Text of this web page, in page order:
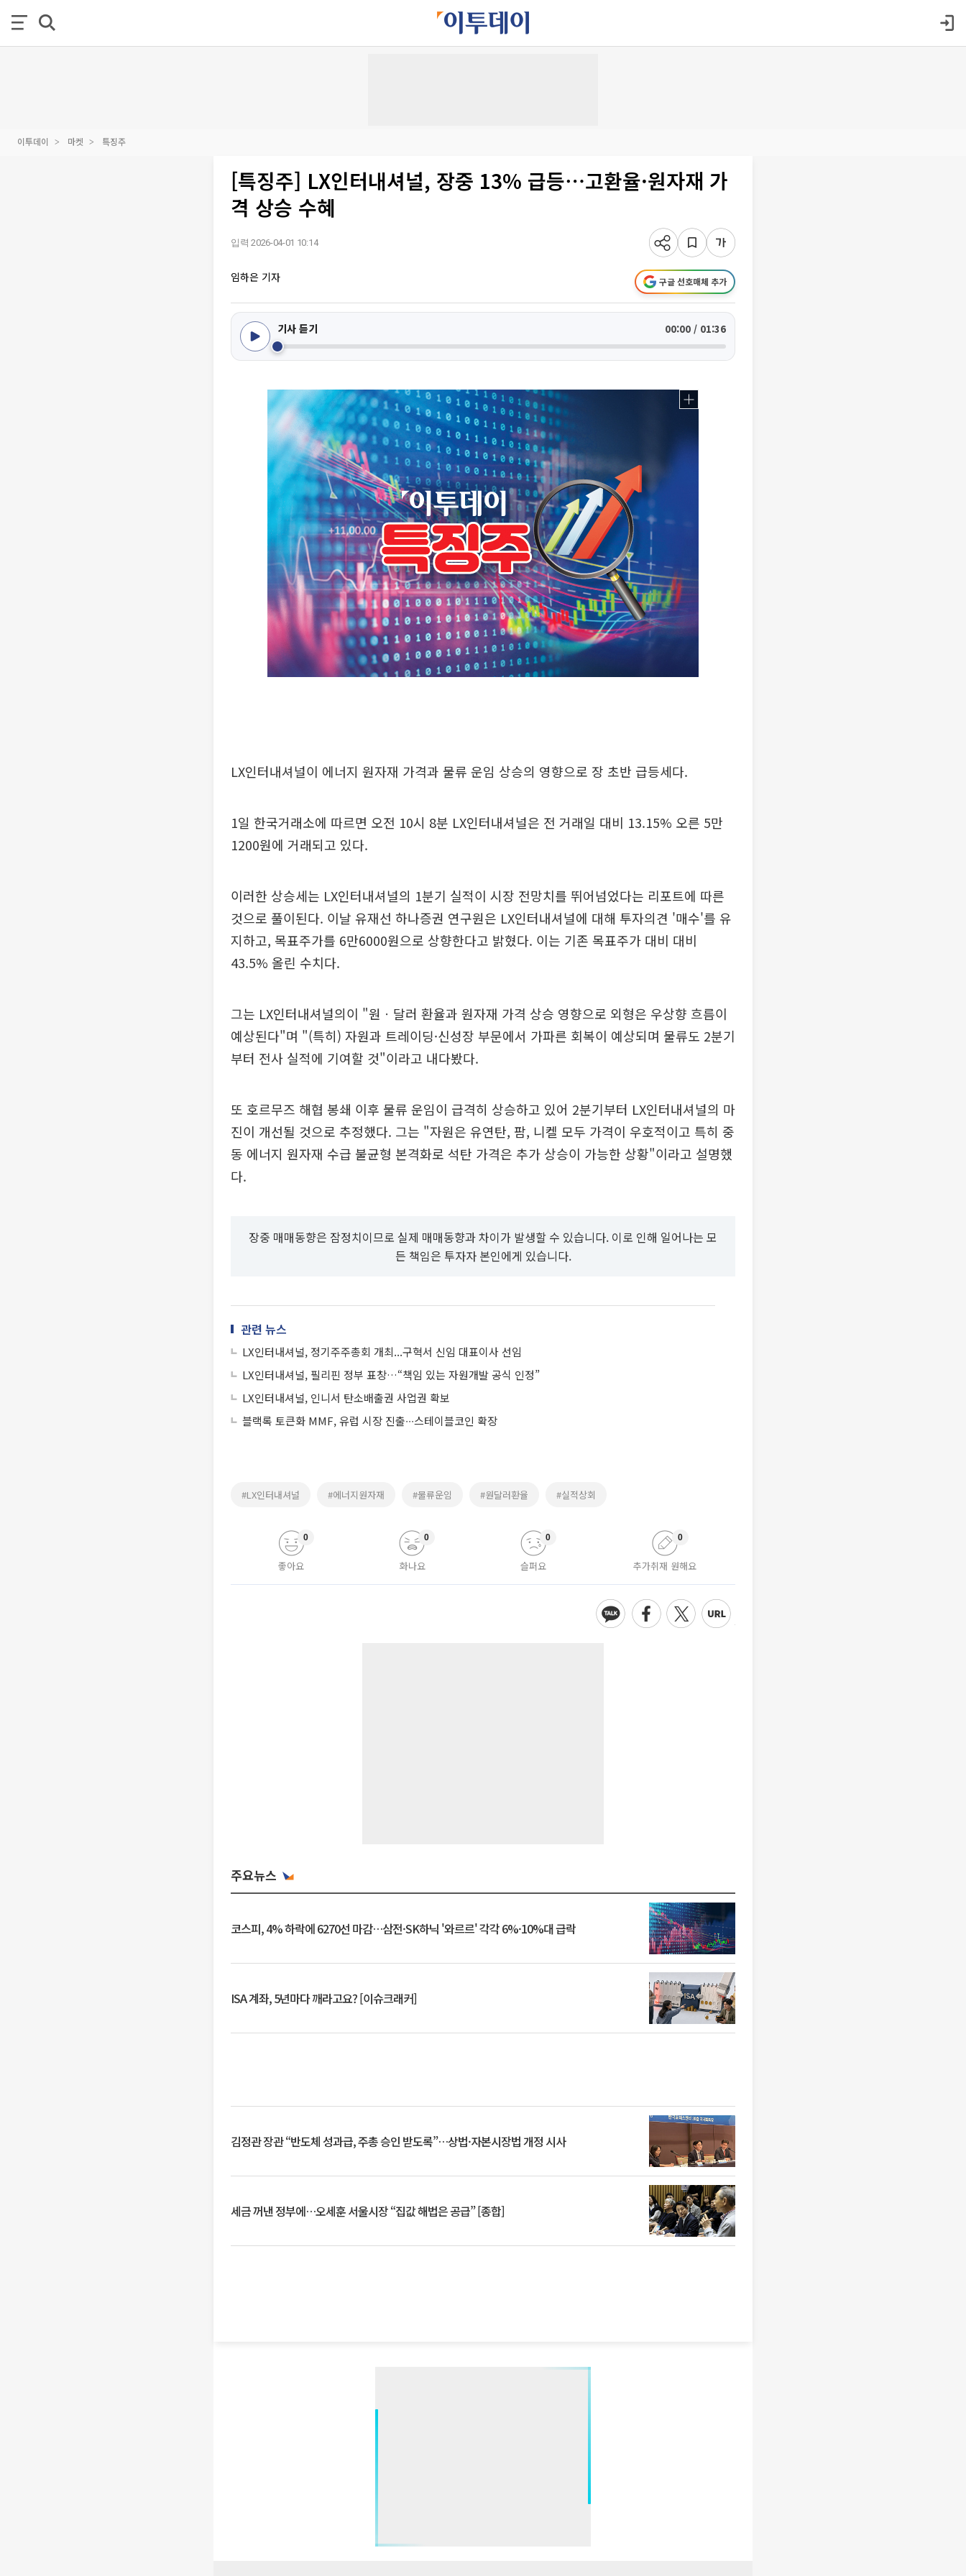
이투데이 마켓 특징주
[특징주] LX인터내셔널, 장중 13% 급등⋯고환율·원자재 가
격 상승 수혜
입력 2026-04-01 10:14
임하은 기자 구글 선호매체 추가
기사 듣기 00:00 / 01:36
LX인터내셔널이 에너지 원자재 가격과 물류 운임 상승의 영향으로 장 초반 급등세다.
1일 한국거래소에 따르면 오전 10시 8분 LX인터내셔널은 전 거래일 대비 13.15% 오른 5만
1200원에 거래되고 있다.
이러한 상승세는 LX인터내셔널의 1분기 실적이 시장 전망치를 뛰어넘었다는 리포트에 따른
것으로 풀이된다. 이날 유재선 하나증권 연구원은 LX인터내셔널에 대해 투자의견 '매수'를 유
지하고, 목표주가를 6만6000원으로 상향한다고 밝혔다. 이는 기존 목표주가 대비 대비
43.5% 올린 수치다.
그는 LX인터내셔널의이 "원ㆍ달러 환율과 원자재 가격 상승 영향으로 외형은 우상향 흐름이
예상된다"며 "(특히) 자원과 트레이딩·신성장 부문에서 가파른 회복이 예상되며 물류도 2분기
부터 전사 실적에 기여할 것"이라고 내다봤다.
또 호르무즈 해협 봉쇄 이후 물류 운임이 급격히 상승하고 있어 2분기부터 LX인터내셔널의 마
진이 개선될 것으로 추정했다. 그는 "자원은 유연탄, 팜, 니켈 모두 가격이 우호적이고 특히 중
동 에너지 원자재 수급 불균형 본격화로 석탄 가격은 추가 상승이 가능한 상황"이라고 설명했
다.
장중 매매동향은 잠정치이므로 실제 매매동향과 차이가 발생할 수 있습니다. 이로 인해 일어나는 모
든 책임은 투자자 본인에게 있습니다.
관련 뉴스
LX인터내셔널, 정기주주총회 개최...구혁서 신임 대표이사 선임
LX인터내셔널, 필리핀 정부 표창…“책임 있는 자원개발 공식 인정”
LX인터내셔널, 인니서 탄소배출권 사업권 확보
블랙록 토큰화 MMF, 유럽 시장 진출∙∙∙스테이블코인 확장
#LX인터내셔널 #에너지원자재 #물류운임 #원달러환율 #실적상회
좋아요
0
화나요
0
슬퍼요
0
추가취재 원해요
0
주요뉴스
코스피, 4% 하락에 6270선 마감…삼전·SK하닉 '와르르' 각각 6%·10%대 급락
ISA 계좌, 5년마다 깨라고요? [이슈크래커]
김정관 장관 “반도체 성과급, 주총 승인 받도록”…상법·자본시장법 개정 시사
세금 꺼낸 정부에…오세훈 서울시장 “집값 해법은 공급” [종합]